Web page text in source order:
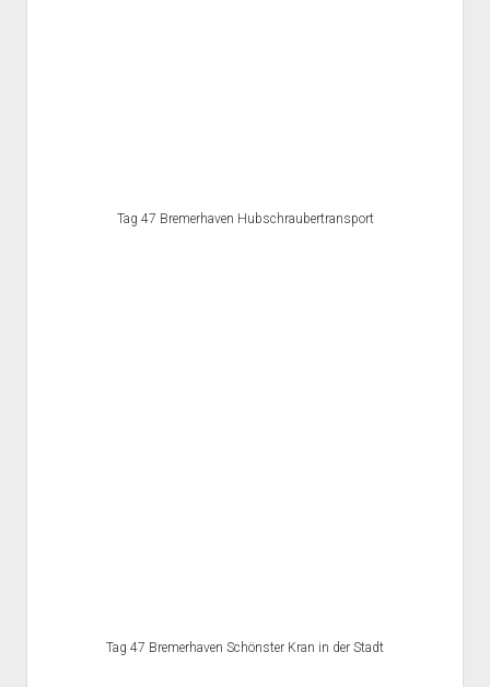
Tag 47 Bremerhaven Hubschraubertransport
Tag 47 Bremerhaven Schönster Kran in der Stadt